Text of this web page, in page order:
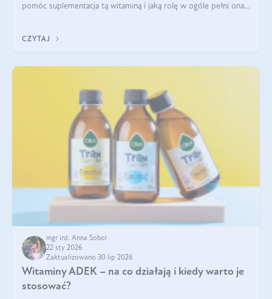
pomóc suplementacja tą witaminą i jaką rolę w ogóle pełni ona
robić?
CZYTAJ
mgr inż. Anna Sobol
22 sty 2026
Zaktualizowano 30 lip 2026
Witaminy ADEK – na co działają i kiedy warto je
stosować?